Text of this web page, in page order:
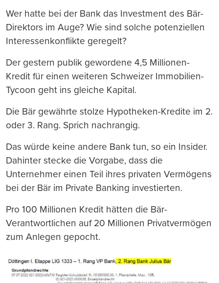
Wer hatte bei der Bank das Investment des Bär-
Direktors im Auge? Wie sind solche potenziellen
Interessenkonflikte geregelt?
Der gestern publik gewordene 4,5 Millionen-
Kredit für einen weiteren Schweizer Immobilien-
Tycoon geht ins gleiche Kapital.
Die Bär gewährte stolze Hypotheken-Kredite im 2.
oder 3. Rang. Sprich nachrangig.
Das würde keine andere Bank tun, so ein Insider.
Dahinter stecke die Vorgabe, dass die
Unternehmer einen Teil ihres privaten Vermögens
bei der Bär im Private Banking investierten.
Pro 100 Millionen Kredit hätten die Bär-
Verantwortlichen auf 20 Millionen Privatvermögen
zum Anlegen gepocht.